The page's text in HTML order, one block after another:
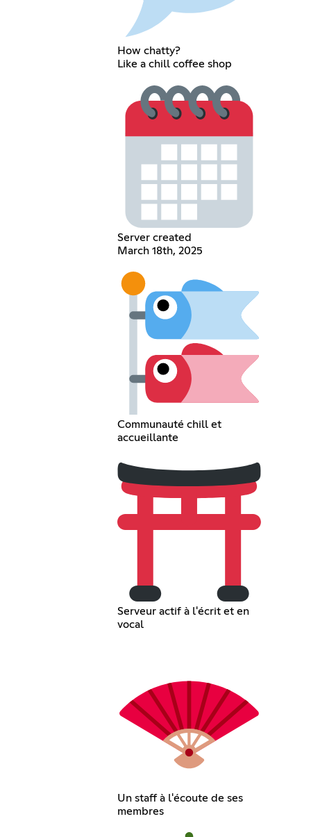
How chatty?
Like a chill coffee shop
Server created
March 18th, 2025
Communauté chill et
accueillante
Serveur actif à l'écrit et en
vocal
Un staff à l'écoute de ses
membres